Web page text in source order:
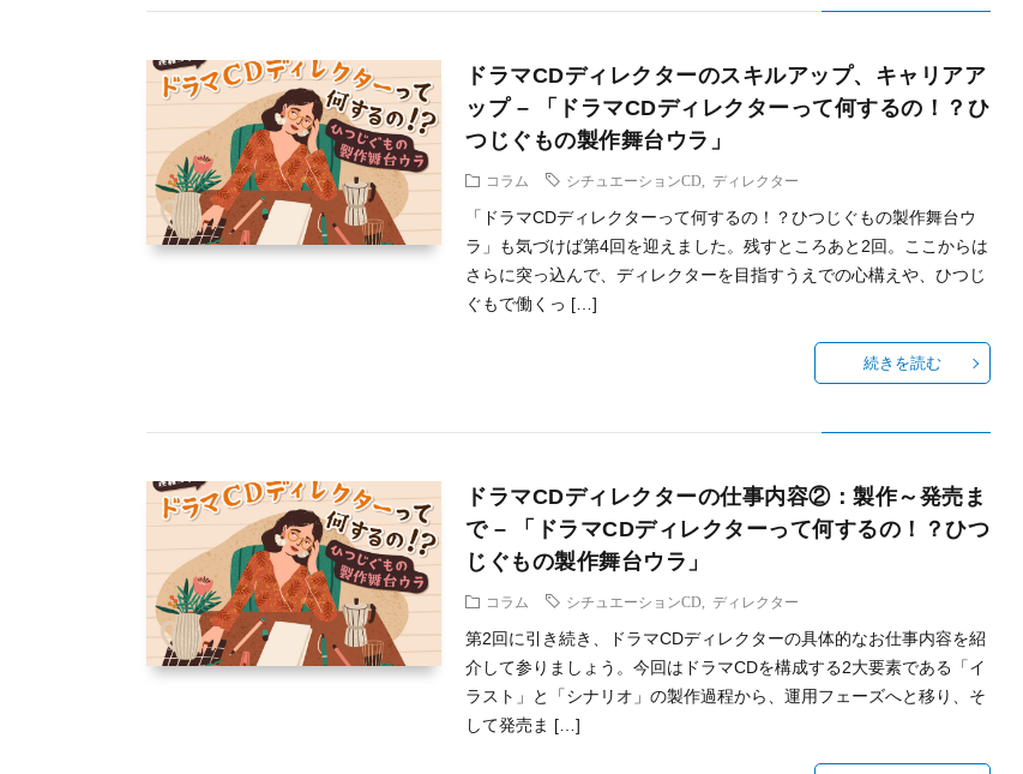
ドラマCDディレクターのスキルアップ、キャリアア
ップ – 「ドラマCDディレクターって何するの！？ひ
つじぐもの製作舞台ウラ」
コラム シチュエーションCD ,ディレクター
「ドラマCDディレクターって何するの！？ひつじぐもの製作舞台ウ
ラ」も気づけば第4回を迎えました。残すところあと2回。ここからは
さらに突っ込んで、ディレクターを目指すうえでの心構えや、ひつじ
ぐもで働くっ […]
続きを読む
ドラマCDディレクターの仕事内容②：製作～発売ま
で – 「ドラマCDディレクターって何するの！？ひつ
じぐもの製作舞台ウラ」
コラム シチュエーションCD ,ディレクター
第2回に引き続き、ドラマCDディレクターの具体的なお仕事内容を紹
介して参りましょう。今回はドラマCDを構成する2大要素である「イ
ラスト」と「シナリオ」の製作過程から、運用フェーズへと移り、そ
して発売ま […]